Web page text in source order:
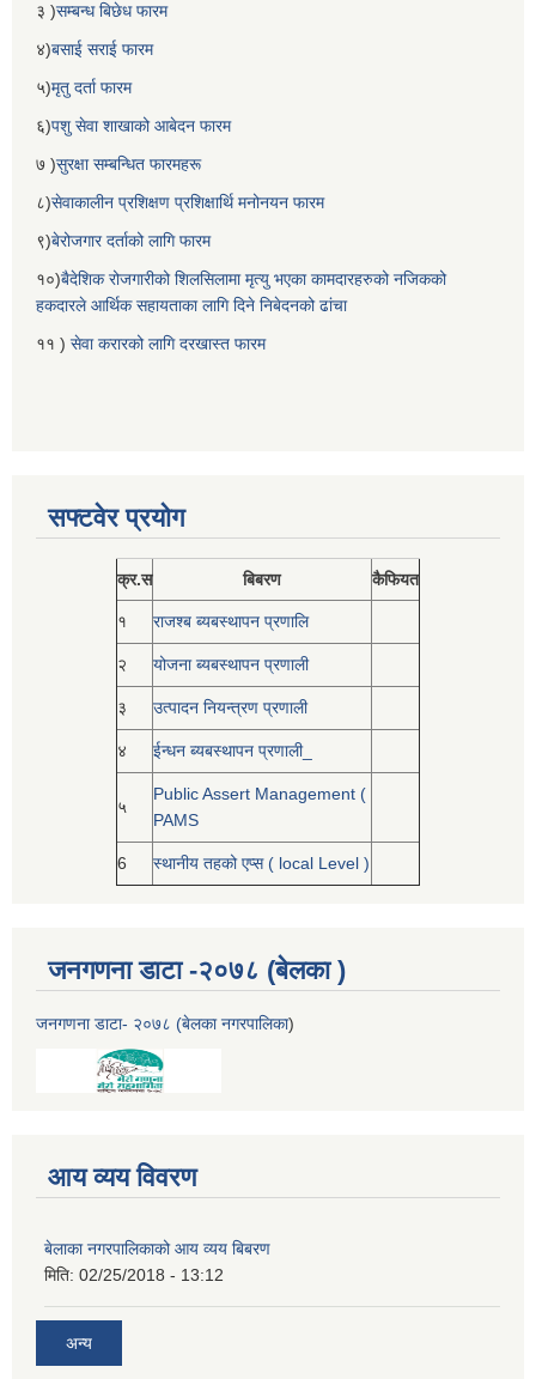
३ )सम्बन्ध बिछेध फारम
४)बसाई सराई फारम
५)मृतु दर्ता फारम
६)पशु सेवा शाखाको आबेदन फारम
७ )सुरक्षा सम्बन्धित फारमहरू
८)सेवाकालीन प्रशिक्षण प्रशिक्षार्थि मनोनयन फारम
९)बेरोजगार दर्ताको लागि फारम
१०)बैदेशिक रोजगारीको शिलसिलामा मृत्यु भएका कामदारहरुको नजिकको
हकदारले आर्थिक सहायताका लागि दिने निबेदनको ढांचा
११ ) सेवा करारको लागि दरखास्त फारम
सफ्टवेर प्रयोग
क्र.स बिबरण कैफियत
१ राजश्ब ब्यबस्थापन प्रणालि
२ योजना ब्यबस्थापन प्रणाली
३ उत्पादन नियन्त्रण प्रणाली
४ ईन्धन ब्यबस्थापन प्रणाली_
५
Public Assert Management (
PAMS
6 स्थानीय तहको एप्स ( local Level )
जनगणना डाटा -२०७८ (बेलका )
जनगणना डाटा- २०७८ (बेलका नगरपालिका)
आय व्यय विवरण
बेलाका नगरपालिकाको आय व्यय बिबरण
मिति: 02/25/2018 - 13:12
अन्य